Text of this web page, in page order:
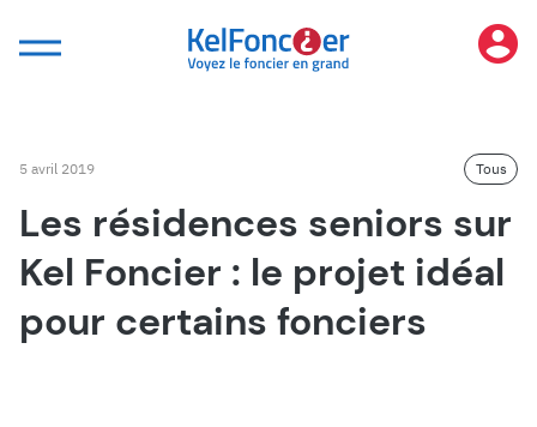
5 avril 2019 Tous
Les résidences seniors sur
Kel Foncier : le projet idéal
pour certains fonciers